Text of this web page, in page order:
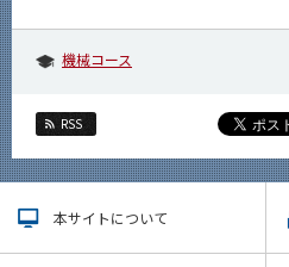
機械コース
RSS
本サイトについて